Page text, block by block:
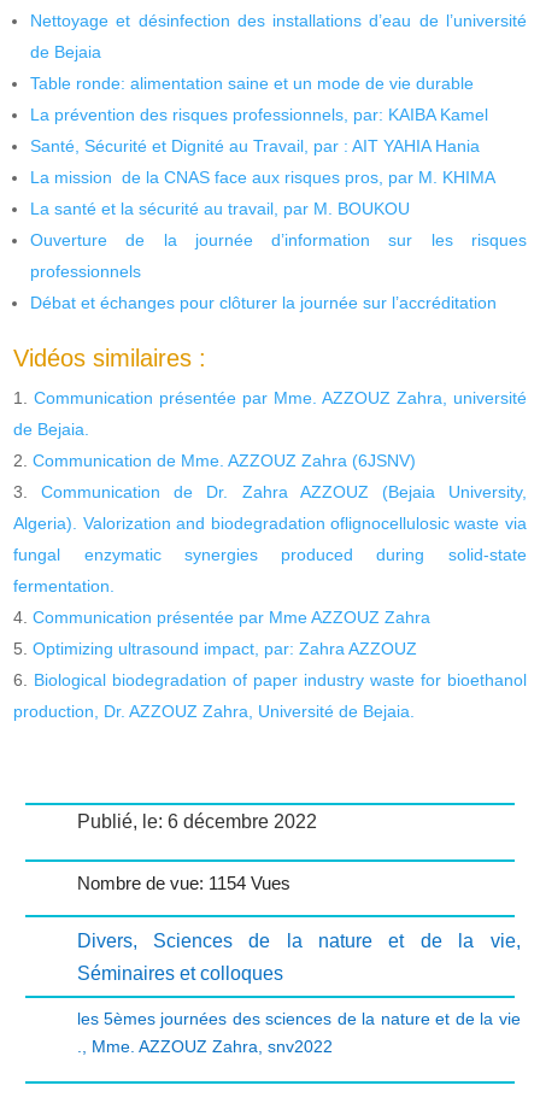
Nettoyage et désinfection des installations d’eau de l’université
de Bejaia
Table ronde: alimentation saine et un mode de vie durable
La prévention des risques professionnels, par: KAIBA Kamel
Santé, Sécurité et Dignité au Travail, par : AIT YAHIA Hania
La mission de la CNAS face aux risques pros, par M. KHIMA
La santé et la sécurité au travail, par M. BOUKOU
Ouverture de la journée d’information sur les risques
professionnels
Débat et échanges pour clôturer la journée sur l’accréditation
Vidéos similaires :
Communication présentée par Mme. AZZOUZ Zahra, université
de Bejaia.
Communication de Mme. AZZOUZ Zahra (6JSNV)
Communication de Dr. Zahra AZZOUZ (Bejaia University,
Algeria). Valorization and biodegradation oflignocellulosic waste via
fungal enzymatic synergies produced during solid-state
fermentation.
Communication présentée par Mme AZZOUZ Zahra
Optimizing ultrasound impact, par: Zahra AZZOUZ
Biological biodegradation of paper industry waste for bioethanol
production, Dr. AZZOUZ Zahra, Université de Bejaia.
Publié, le: 6 décembre 2022
Nombre de vue: 1154 Vues
Divers, Sciences de la nature et de la vie,
Séminaires et colloques
les 5èmes journées des sciences de la nature et de la vie
Mme. AZZOUZ Zahra snv2022